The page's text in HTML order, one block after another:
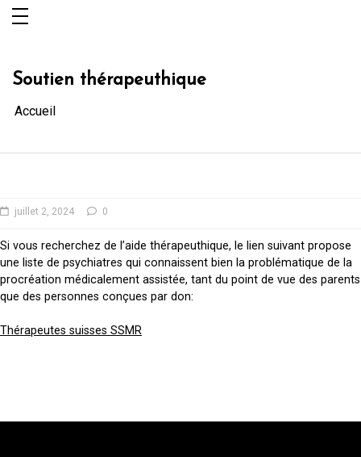
contenu
Soutien thérapeuthique
Accueil
juillet 2, 2024 0
Si vous recherchez de l’aide thérapeuthique, le lien suivant propose
une liste de psychiatres qui connaissent bien la problématique de la
procréation médicalement assistée, tant du point de vue des parents
que des personnes conçues par don:
Thérapeutes suisses SSMR